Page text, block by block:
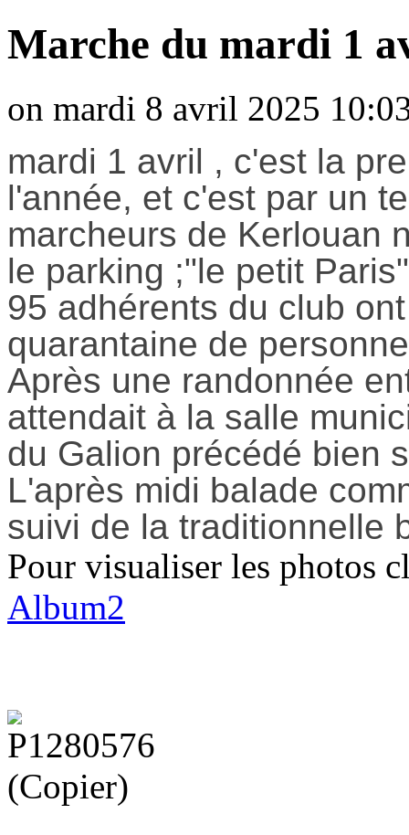
Marche du mardi 1
on mardi 8 avril 2025
mardi 1 avril , c'est la
l'année, et c'est par un
marcheurs de Kerlouan
le parking ;"le petit
95 adhérents du club
quarantaine de
Après une randonnée
attendait à la salle
du Galion précédé bien
L'après midi balade
suivi de la traditionnelle
Pour visualiser les photos
Album2